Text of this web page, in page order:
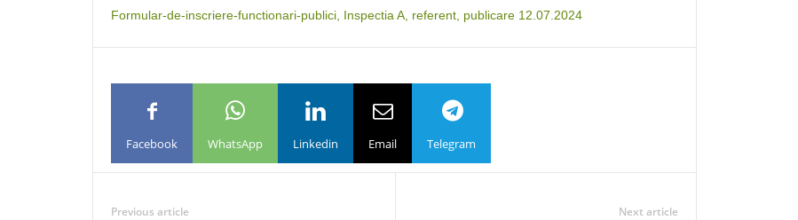
Formular-de-inscriere-functionari-publici, Inspectia A, referent, publicare 12.07.2024
Facebook WhatsApp Linkedin Email Telegram
Previous article Next article